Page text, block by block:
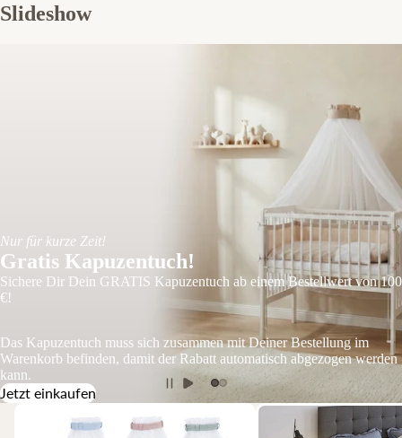
Slideshow
Nur für kurze Zeit!
Gratis Kapuzentuch!
Sichere Dir Dein GRATIS Kapuzentuch ab einem Bestellwert von 100
€!
Das Kapuzentuch muss sich zusammen mit Deiner Bestellung im
Warenkorb befinden, damit der Rabatt automatisch abgezogen werden
kann.
Jetzt einkaufen
Beistellbetten